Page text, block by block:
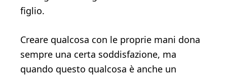
figlio.
Creare qualcosa con le proprie mani dona
sempre una certa soddisfazione, ma
quando questo qualcosa è anche un